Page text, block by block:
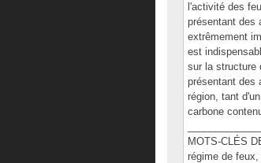
l'activité des
présentant des
extrêmement
est
sur la structure
présentant des
région, tant
carbone
MOTS-CLÉS
régime de